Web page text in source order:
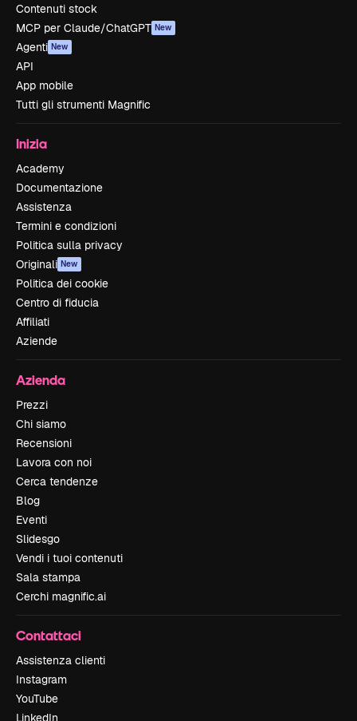
Contenuti stock
MCP per Claude/ChatGPT New
Agenti New
API
App mobile
Tutti gli strumenti Magnific
Inizia
Academy
Documentazione
Assistenza
Termini e condizioni
Politica sulla privacy
Originali New
Politica dei cookie
Centro di fiducia
Affiliati
Aziende
Azienda
Prezzi
Chi siamo
Recensioni
Lavora con noi
Cerca tendenze
Blog
Eventi
Slidesgo
Vendi i tuoi contenuti
Sala stampa
Cerchi magnific.ai
Contattaci
Assistenza clienti
Instagram
YouTube
LinkedIn